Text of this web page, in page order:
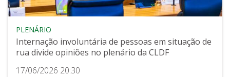
PLENÁRIO
Internação involuntária de pessoas em situação de
rua divide opiniões no plenário da CLDF
17/06/2026 20:30